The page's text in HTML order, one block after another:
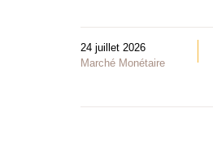
24 juillet 2026
Marché Monétaire